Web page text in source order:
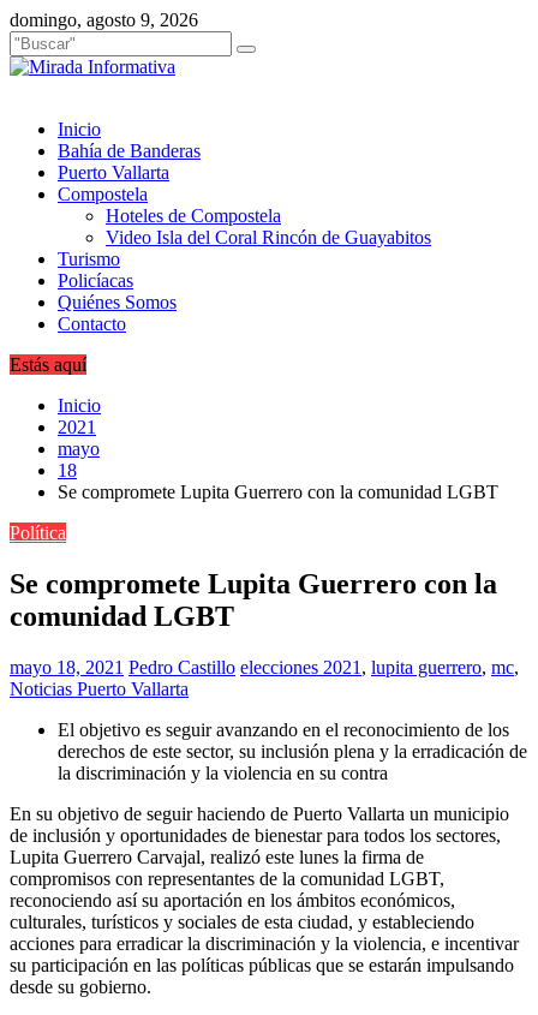
Saltar
al
contenido
domingo, agosto 9, 2026
Inicio
Bahía de Banderas
Puerto Vallarta
Compostela
Hoteles de Compostela
Video Isla del Coral Rincón de Guayabitos
Turismo
Policíacas
Quiénes Somos
Contacto
Estás aquí
Inicio
2021
mayo
18
Se compromete Lupita Guerrero con la comunidad LGBT
Política
Se compromete Lupita Guerrero con la
comunidad LGBT
mayo 18, 2021 Pedro Castillo elecciones 2021 , lupita guerrero, mc,
Noticias Puerto Vallarta
El objetivo es seguir avanzando en el reconocimiento de los
derechos de este sector, su inclusión plena y la erradicación de
la discriminación y la violencia en su contra
En su objetivo de seguir haciendo de Puerto Vallarta un municipio
de inclusión y oportunidades de bienestar para todos los sectores,
Lupita Guerrero Carvajal, realizó este lunes la firma de
compromisos con representantes de la comunidad LGBT,
reconociendo así su aportación en los ámbitos económicos,
culturales, turísticos y sociales de esta ciudad, y estableciendo
acciones para erradicar la discriminación y la violencia, e incentivar
su participación en las políticas públicas que se estarán impulsando
desde su gobierno.